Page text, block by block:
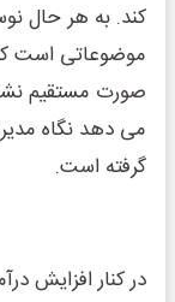
کند. به هر حال
موضوعاتی است
صورت مستقیم
می دهد نگاه
گرفته است.
در کنار افزایش